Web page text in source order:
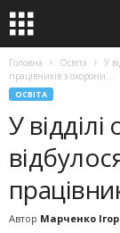
Головна Освіта
У
працівників з охорони...
ОСВІТА
У
Автор Марченко Ігор